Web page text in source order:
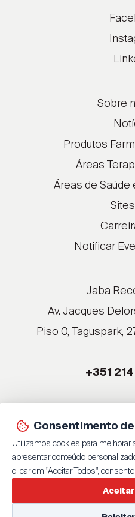
Sobre
Produtos
Áreas
Áreas de Saúde
Sites
Notificar
Jaba
Av. Jacques
Piso 0, Taguspark,
+351
© 2026 Jaba
Bybluesoft.pt|
Política de
Consentimento
Utilizamos cookies para melhorar
apresentar conteúdo
clicar em "Aceitar Todos",